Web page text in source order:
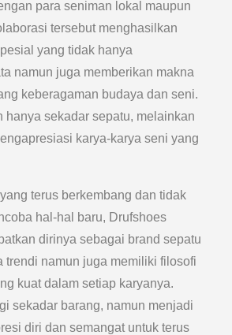
para seniman lokal maupun
tersebut menghasilkan
yang tidak hanya
namun juga memberikan makna
keberagaman budaya dan seni.
hanya sekadar sepatu, melainkan
karya-karya seni yang
terus berkembang dan tidak
hal-hal baru, Drufshoes
dirinya sebagai brand sepatu
trendi namun juga memiliki filosofi
kuat dalam setiap karyanya.
sekadar barang, namun menjadi
diri dan semangat untuk terus